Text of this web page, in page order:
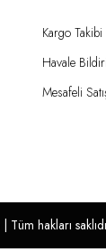
Kargo Takibi
Havale
Mesafeli
| Tüm hakları